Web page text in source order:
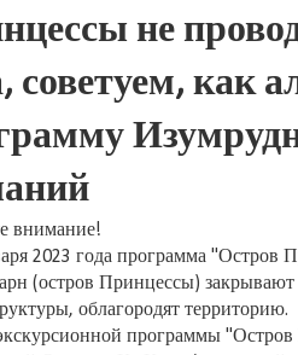
не
советуем, как
внимание!
2023 года программа "Остров
(остров Принцессы) закрывают
облагородят территорию.
программы